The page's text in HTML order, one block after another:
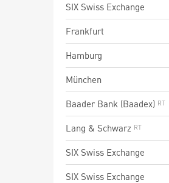
SIX Swiss Exchange
Frankfurt
Hamburg
München
Baader Bank (Baadex)
Lang & Schwarz
SIX Swiss Exchange
SIX Swiss Exchange